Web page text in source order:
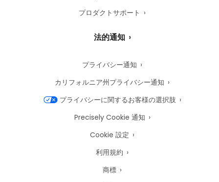
プロダクトサポート
法的通知
プライバシー通知
カリフォルニア州プライバシー通知
プライバシーに関するお客様の選択肢
Precisely Cookie 通知
Cookie 設定
利用規約
商標